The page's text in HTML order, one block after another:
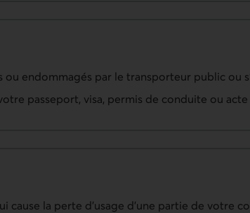
endommagés par le transporteur public ou
passeport, visa, permis de conduite ou acte
cause la perte d’usage d’une partie de votre